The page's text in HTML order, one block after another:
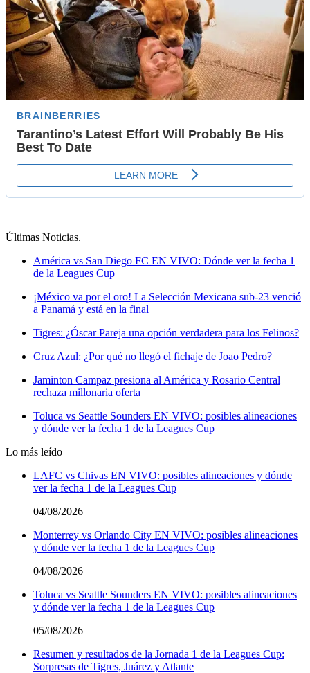
Últimas Noticias.
América vs San Diego FC EN VIVO: Dónde ver la fecha 1
de la Leagues Cup
¡México va por el oro! La Selección Mexicana sub-23 venció
a Panamá y está en la final
Tigres: ¿Óscar Pareja una opción verdadera para los Felinos?
Cruz Azul: ¿Por qué no llegó el fichaje de Joao Pedro?
Jaminton Campaz presiona al América y Rosario Central
rechaza millonaria oferta
Toluca vs Seattle Sounders EN VIVO: posibles alineaciones
y dónde ver la fecha 1 de la Leagues Cup
Lo más leído
LAFC vs Chivas EN VIVO: posibles alineaciones y dónde
ver la fecha 1 de la Leagues Cup
04/08/2026
Monterrey vs Orlando City EN VIVO: posibles alineaciones
y dónde ver la fecha 1 de la Leagues Cup
04/08/2026
Toluca vs Seattle Sounders EN VIVO: posibles alineaciones
y dónde ver la fecha 1 de la Leagues Cup
05/08/2026
Resumen y resultados de la Jornada 1 de la Leagues Cup:
Sorpresas de Tigres, Juárez y Atlante